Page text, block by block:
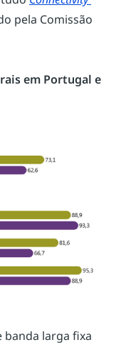
pela Comissão
em Portugal e
banda larga fixa